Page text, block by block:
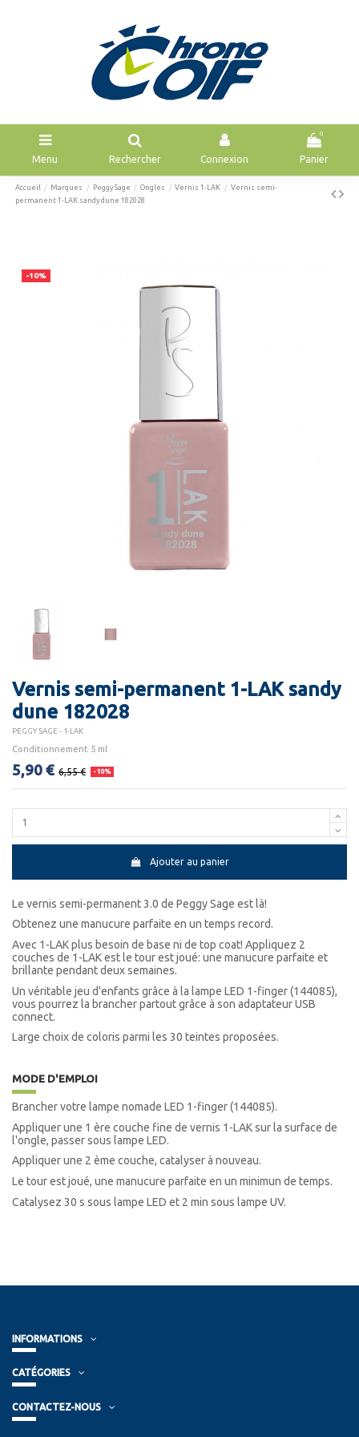
Menu Rechercher Connexion
0
Panier
Accueil Marques Peggy Sage Ongles Vernis 1-LAK
Vernis semi-
permanent 1-LAK sandy dune 182028
-10%
Vernis semi-permanent 1-LAK sandy
dune 182028
PEGGY SAGE - 1-LAK
Conditionnement 5 ml
5,90 € 6,55 € -10%
Ajouter au panier
Le vernis semi-permanent 3.0 de Peggy Sage est là!
Obtenez une manucure parfaite en un temps record.
Avec 1-LAK plus besoin de base ni de top coat! Appliquez 2
couches de 1-LAK est le tour est joué: une manucure parfaite et
brillante pendant deux semaines.
Un véritable jeu d'enfants grâce à la lampe LED 1-finger (144085),
vous pourrez la brancher partout grâce à son adaptateur USB
connect.
Large choix de coloris parmi les 30 teintes proposées.
MODE D'EMPLOI
Brancher votre lampe nomade LED 1-finger (144085).
Appliquer une 1 ère couche fine de vernis 1-LAK sur la surface de
l'ongle, passer sous lampe LED.
Appliquer une 2 ème couche, catalyser à nouveau.
Le tour est joué, une manucure parfaite en un minimun de temps.
Catalysez 30 s sous lampe LED et 2 min sous lampe UV.
INFORMATIONS
CATÉGORIES
CONTACTEZ-NOUS